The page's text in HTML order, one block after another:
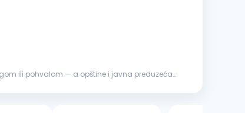
ili pohvalom — a opštine i javna preduzeća